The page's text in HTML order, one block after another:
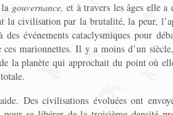
gouvernance, et à travers les âges elle a
la civilisation par la brutalité, la peur,
événements cataclysmiques pour
ces marionnettes. Il y a moins d’un
la planète qui approchait du point où
Des civilisations évoluées ont